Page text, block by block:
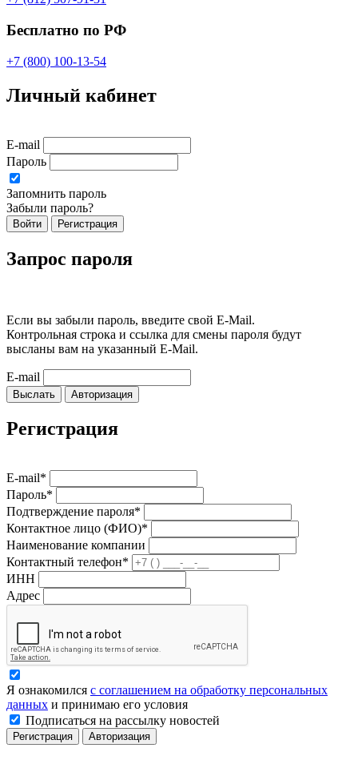
Бесплатно по РФ
+7 (800) 100-13-54
Личный кабинет
E-mail
Пароль
Запомнить пароль
Забыли пароль?
Войти Регистрация
Запрос пароля
Если вы забыли пароль, введите свой E-Mail.
Контрольная строка и ссылка для смены пароля будут
высланы вам на указанный E-Mail.
E-mail
Выслать Авторизация
Регистрация
E-mail*
Пароль*
Подтверждение пароля*
Контактное лицо (ФИО)*
Наименование компании
Контактный телефон*
ИНН
Адрес
Я ознакомился с соглашением на обработку персональных
данных и принимаю его условия
Подписаться на рассылку новостей
Регистрация Авторизация